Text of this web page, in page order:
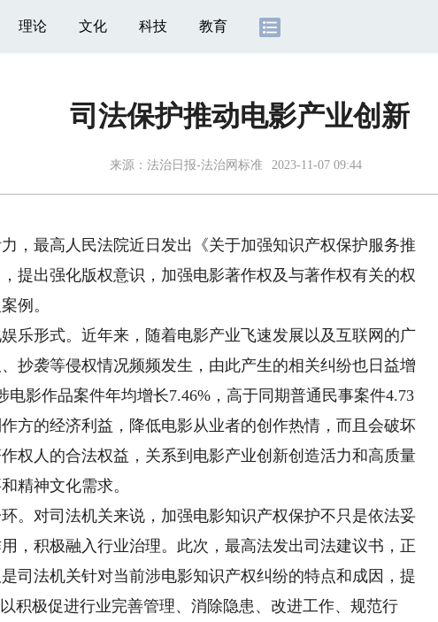
理论 文化 科技 教育
司法保护推动电影产业创新
来源： 法治日报-法治网标准 2023-11-07 09:44
最高人民法院近日发出《关于加强知识产权保护服务推
提出强化版权意识，加强电影著作权及与著作权有关的权
例。
形式。近年来，随着电影产业飞速发展以及互联网的广
抄袭等侵权情况频频发生，由此产生的相关纠纷也日益增
影作品案件年均增长7.46%，高于同期普通民事案件4.73
方的经济利益，降低电影从业者的创作热情，而且会破坏
权人的合法权益，关系到电影产业创新创造活力和高质量
精神文化需求。
对司法机关来说，加强电影知识产权保护不只是依法妥
，积极融入行业治理。此次，最高法发出司法建议书，正
司法机关针对当前涉电影知识产权纠纷的特点和成因，提
积极促进行业完善管理、消除隐患、改进工作、规范行